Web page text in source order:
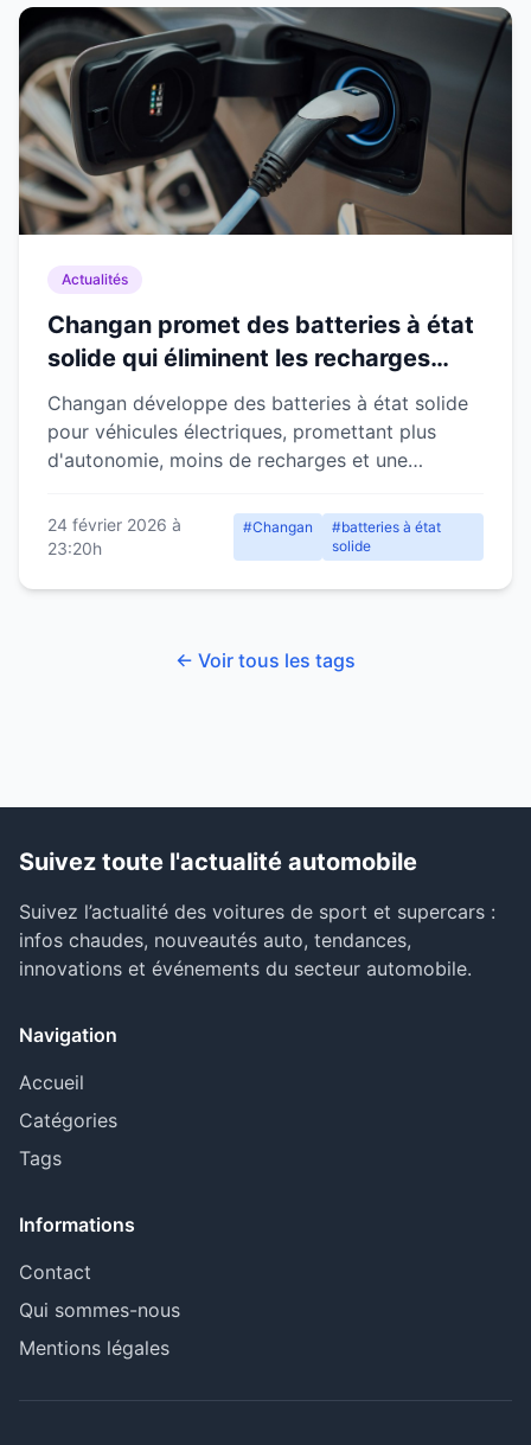
Actualités
Changan promet des batteries à état
solide qui éliminent les recharges
fréquentes des voitures électriques
Changan développe des batteries à état solide
pour véhicules électriques, promettant plus
d'autonomie, moins de recharges et une
24 février 2026 à
23:20h
#Changan
#batteries à état
solide
← Voir tous les tags
Suivez toute l'actualité automobile
Suivez l’actualité des voitures de sport et supercars :
infos chaudes, nouveautés auto, tendances,
innovations et événements du secteur automobile.
Navigation
Accueil
Catégories
Tags
Informations
Contact
Qui sommes-nous
Mentions légales